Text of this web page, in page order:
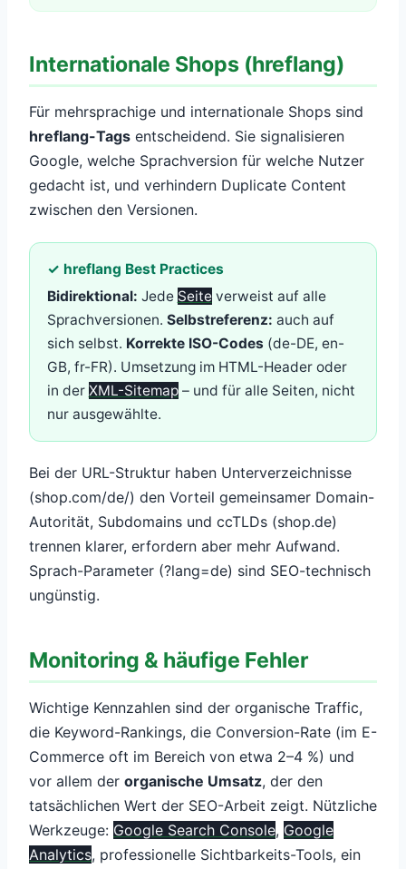
Internationale Shops (hreflang)
Für mehrsprachige und internationale Shops sind
hreflang-Tags entscheidend. Sie signalisieren
Google, welche Sprachversion für welche Nutzer
gedacht ist, und verhindern Duplicate Content
zwischen den Versionen.
✓ hreflang Best Practices
Bidirektional: Jede Seiteverweist auf alle
Sprachversionen. Selbstreferenz: auch auf
sich selbst. Korrekte ISO-Codes (de-DE, en-
GB, fr-FR). Umsetzung im HTML-Header oder
in der XML-Sitemap– und für alle Seiten, nicht
nur ausgewählte.
Bei der URL-Struktur haben Unterverzeichnisse
(shop.com/de/) den Vorteil gemeinsamer Domain-
Autorität, Subdomains und ccTLDs (shop.de)
trennen klarer, erfordern aber mehr Aufwand.
Sprach-Parameter (?lang=de) sind SEO-technisch
ungünstig.
Monitoring & häufige Fehler
Wichtige Kennzahlen sind der organische Traffic,
die Keyword-Rankings, die Conversion-Rate (im E-
Commerce oft im Bereich von etwa 2–4 %) und
vor allem der organische Umsatz, der den
tatsächlichen Wert der SEO-Arbeit zeigt. Nützliche
Werkzeuge: Google Search Console, Google
Analytics, professionelle Sichtbarkeits-Tools, ein